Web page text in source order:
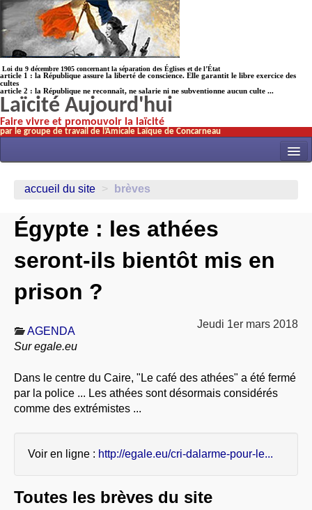
Loi du 9 décembre 1905 concernant la séparation des Églises et de l’État
article 1 : la République assure la liberté de conscience. Elle garantit le libre exercice des
cultes
article 2 : la République ne reconnaît, ne salarie ni ne subventionne aucun culte ...
Laïcité Aujourd'hui
Faire vivre et promouvoir la laïcité
par le groupe de travail de l’Amicale Laïque de Concarneau
NOS TRAVAUX
LAICITHÈQUE
LIBRES OPINIONS
accueil du site > brèves
Égypte : les athées
seront-ils bientôt mis en
prison ?
Jeudi 1er mars 2018
AGENDA
Sur egale.eu
Dans le centre du Caire, "Le café des athées" a été fermé
par la police ... Les athées sont désormais considérés
comme des extrémistes ...
Voir en ligne : http://egale.eu/cri-dalarme-pour-le...
Toutes les brèves du site